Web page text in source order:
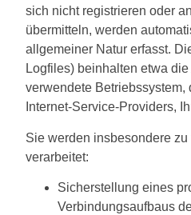
sich nicht registrieren oder
übermitteln, werden
allgemeiner Natur erfasst.
Logfiles) beinhalten etwa
verwendete Betriebssystem,
Internet-Service-Providers,
Sie werden insbesondere
verarbeitet:
Sicherstellung eines
Verbindungsaufbaus